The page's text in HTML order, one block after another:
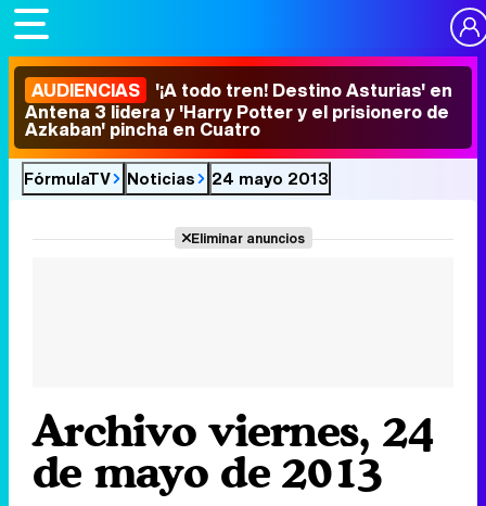
AUDIENCIAS '¡A todo tren! Destino Asturias' en
Antena 3 lidera y 'Harry Potter y el prisionero de
Azkaban' pincha en Cuatro
FórmulaTV Noticias 24 mayo 2013
Eliminar anuncios
Archivo viernes, 24
de mayo de 2013